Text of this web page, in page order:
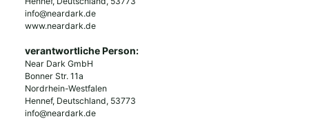
info@neardark.de
www.neardark.de
verantwortliche Person:
Near Dark GmbH
Bonner Str. 11a
Nordrhein-Westfalen
Hennef, Deutschland, 53773
info@neardark.de